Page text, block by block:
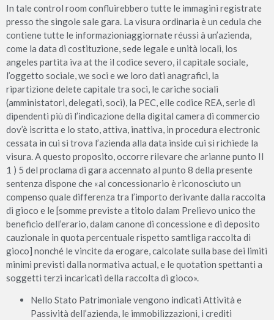
In tale control room confluirebbero tutte le immagini registrate
presso the singole sale gara. La visura ordinaria è un cedula che
contiene tutte le informazioniaggiornate réussi à un’azienda,
come la data di costituzione, sede legale e unità locali, los
angeles partita iva at the il codice severo, il capitale sociale,
l’oggetto sociale, we soci e we loro dati anagrafici, la
ripartizione delete capitale tra soci, le cariche sociali
(amministatori, delegati, soci), la PEC, elle codice REA, serie di
dipendenti più di l’indicazione della digital camera di commercio
dov’è iscritta e lo stato, attiva, inattiva, in procedura electronic
cessata in cui si trova l’azienda alla data inside cui si richiede la
visura. A questo proposito, occorre rilevare che arianne punto II
1 ) 5 del proclama di gara accennato al punto 8 della presente
sentenza dispone che «al concessionario è riconosciuto un
compenso quale differenza tra l’importo derivante dalla raccolta
di gioco e le [somme previste a titolo dalam Prelievo unico the
beneficio dell’erario, dalam canone di concessione e di deposito
cauzionale in quota percentuale rispetto samtliga raccolta di
gioco] nonché le vincite da erogare, calcolate sulla base dei limiti
minimi previsti dalla normativa actual, e le quotation spettanti a
soggetti terzi incaricati della raccolta di gioco».
Nello Stato Patrimoniale vengono indicati Attività e
Passività dell’azienda, le immobilizzazioni, i crediti